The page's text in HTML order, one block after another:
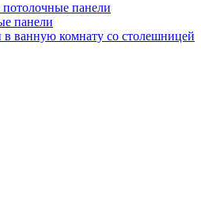
панели
панели
в ванную комнату со столешницей